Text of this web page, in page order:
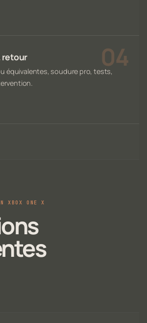
retour
équivalentes, soudure pro, tests,
XBOX ONE X